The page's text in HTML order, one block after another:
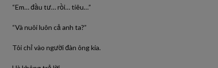
“Em… đầu tư… rồi… tiêu…”
“Và nuôi luôn cả anh ta?”
Tôi chỉ vào người đàn ông kia.